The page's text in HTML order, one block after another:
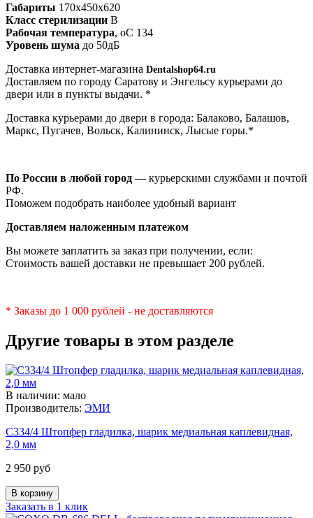
Габариты 170x450x620
Класс стерилизации B
Рабочая температура, оС 134
Уровень шума до 50дБ
Доставка интернет-магазина Dentalshop64.ru
Доставляем по городу Саратову и Энгельсу курьерами до
двери или в пункты выдачи. *
Доставка курьерами до двери в города: Балаково, Балашов,
Маркс, Пугачев, Вольск, Калининск, Лысые горы.*
По России в любой город — курьерскими службами и почтой
РФ.
Поможем подобрать наиболее удобный вариант
Доставляем наложенным платежом
Вы можете заплатить за заказ при получении, если:
Стоимость вашей доставки не превышает 200 рублей.
* Заказы до 1 000 рублей - не доставляются
Другие товары в этом разделе
В наличии: мало
Производитель: ЭМИ
С334/4 Штопфер гладилка, шарик медиальная каплевидная,
2,0 мм
2 950 руб
Заказать в 1 клик